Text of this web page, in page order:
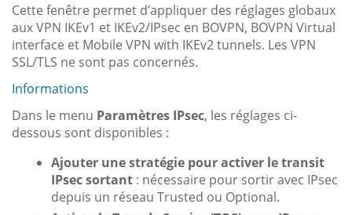
Cette fenêtre permet d’appliquer des réglages globaux
aux VPN IKEv1 et IKEv2/IPsec en BOVPN, BOVPN Virtual
interface et Mobile VPN with IKEv2 tunnels. Les VPN
SSL/TLS ne sont pas concernés.
Informations
Dans le menu Paramètres IPsec, les réglages ci-
dessous sont disponibles :
Ajouter une stratégie pour activer le transit
IPsec sortant : nécessaire pour sortir avec IPsec
depuis un réseau Trusted ou Optional.